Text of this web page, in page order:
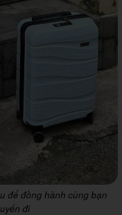
để đồng hành cùng bạn
đi